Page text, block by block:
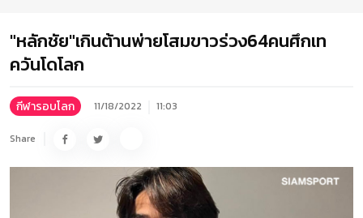
"หลักชัย"เกินต้านพ่ายโสมขาวร่วง64คนศึกเท
ควันโดโลก
กีฬารอบโลก 11/18/2022 11:03
Share